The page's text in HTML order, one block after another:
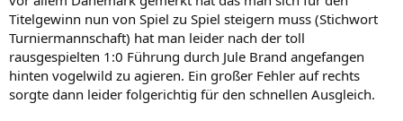
Titelgewinn nun von Spiel zu Spiel steigern muss (Stichwort
Turniermannschaft) hat man leider nach der toll
rausgespielten 1:0 Führung durch Jule Brand angefangen
hinten vogelwild zu agieren. Ein großer Fehler auf rechts
sorgte dann leider folgerichtig für den schnellen Ausgleich.